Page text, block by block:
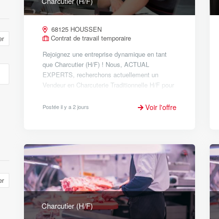
68125 HOUSSEN
Contrat de travail temporaire
Rejoignez une entreprise dynamique en tant
que Charcutier (H/F) ! Nous, ACTUAL
EXPERTS, recherchons actuellement un
Vendeur en Charcuterie Traditionnelle H/F pour
à proximité de COLMAR. V...
Postée il y a 2 jours Voir l'offre
Charcutier (H/F)